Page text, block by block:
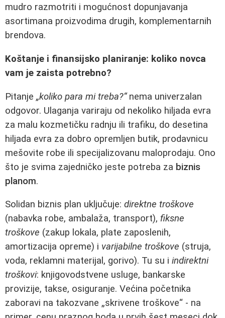
mudro razmotriti i mogućnost dopunjavanja
asortimana proizvodima drugih, komplementarnih
brendova.
Koštanje i finansijsko planiranje: koliko novca
vam je zaista potrebno?
Pitanje „koliko para mi treba?“nema univerzalan
odgovor. Ulaganja variraju od nekoliko hiljada evra
za malu kozmetičku radnju ili trafiku, do desetina
hiljada evra za dobro opremljen butik, prodavnicu
mešovite robe ili specijalizovanu maloprodaju. Ono
što je svima zajedničko jeste potreba za biznis
planom.
Solidan biznis plan uključuje: direktne troškove
(nabavka robe, ambalaža, transport), fiksne
troškove (zakup lokala, plate zaposlenih,
amortizacija opreme) i varijabilne troškove (struja,
voda, reklamni materijal, gorivo). Tu su i indirektni
troškovi: knjigovodstvene usluge, bankarske
provizije, takse, osiguranje. Većina početnika
zaboravi na takozvane „skrivene troškove“ - na